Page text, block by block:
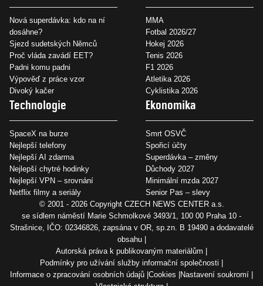
Nová superdávka: kdo na ní
dosáhne?
Sjezd sudetských Němců
Proč vláda zavádí EET?
Padni komu padni
Výpověď z práce vzor
Divoký kačer
MMA
Fotbal 2026/27
Hokej 2026
Tenis 2026
F1 2026
Atletika 2026
Cyklistika 2026
Technologie
SpaceX na burze
Nejlepší telefony
Nejlepší AI zdarma
Nejlepší chytré hodinky
Nejlepší VPN – srovnání
Netflix filmy a seriály
Ekonomika
Smrt OSVČ
Spořicí účty
Superdávka – změny
Důchody 2027
Minimální mzda 2027
Senior Pas – slevy
© 2001 - 2026 Copyright CZECH NEWS CENTER a.s.
se sídlem náměstí Marie Schmolkové 3493/1, 100 00 Praha 10 -
Strašnice, IČO: 02346826, zapsána v OR, sp.zn. B 19490 a dodavatelé
obsahu
Autorská práva k publikovaným materiálům
Podmínky pro užívání služby informační společnosti
Informace o zpracování osobních údajů Cookies
Nastavení soukromí